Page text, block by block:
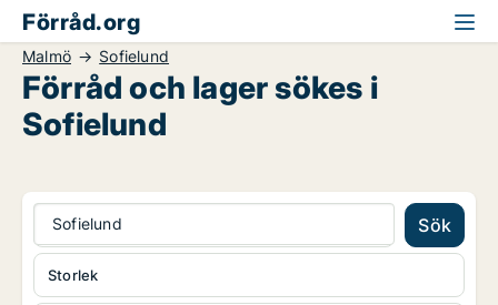
Förråd.org
Malmö Sofielund
Förråd och lager sökes i
Sofielund
Sofielund Sök
Storlek